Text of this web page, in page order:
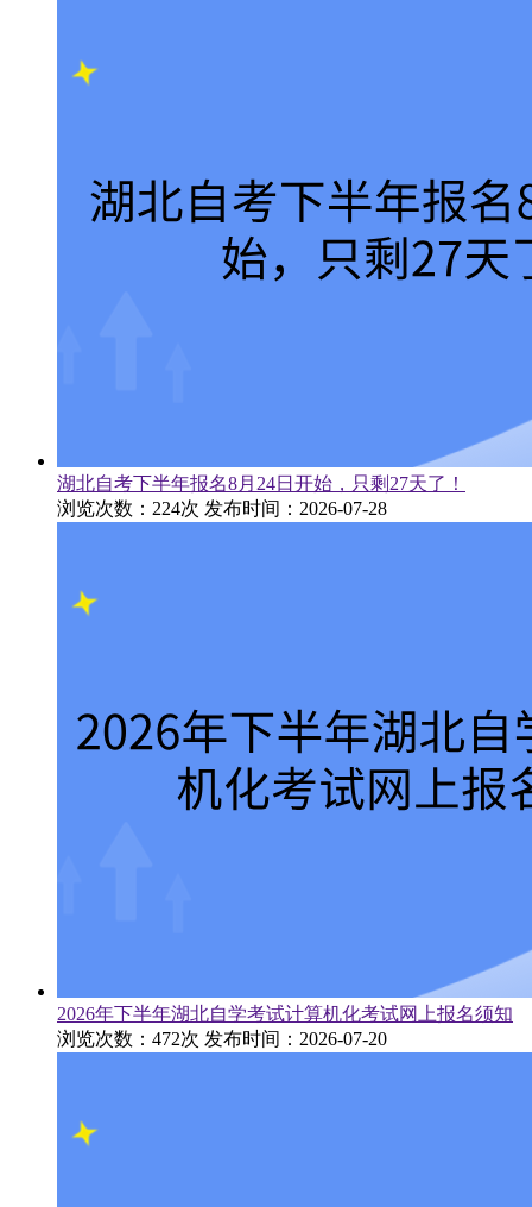
湖北自考下半年报名8月24日开始，只剩27天了！
浏览次数：224次 发布时间：2026-07-28
2026年下半年湖北自学考试计算机化考试网上报名须知
浏览次数：472次 发布时间：2026-07-20